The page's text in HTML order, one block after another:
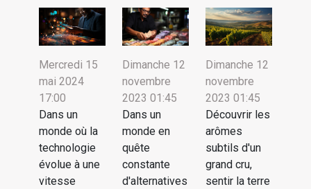
Mercredi 15
mai 2024
17:00
Dans un
monde où la
technologie
évolue à une
vitesse
Dimanche 12
novembre
2023 01:45
Dans un
monde en
quête
constante
d'alternatives
Dimanche 12
novembre
2023 01:45
Découvrir les
arômes
subtils d'un
grand cru,
sentir la terre